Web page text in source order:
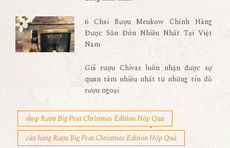
6 Chai Rượu Meukow Chính Hãng
Được Săn Đón Nhiều Nhất Tại Việt
Nam
Giá rượu Chivas luôn nhận được sự
quan tâm nhiều nhất từ những tín đồ
rượu ngoại
shop Rượu Big Peat Christmas Edition Hộp Quà
cửa hàng Rượu Big Peat Christmas Edition Hộp Quà